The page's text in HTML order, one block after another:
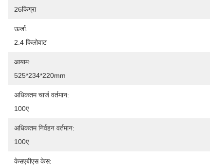
26किग्रा
ऊर्जा:
2.4 किलोवाट
आयाम:
525*234*220mm
अधिकतम चार्ज वर्तमान:
100ए
अधिकतम निर्वहन वर्तमान:
100ए
केसएबीएस केस: